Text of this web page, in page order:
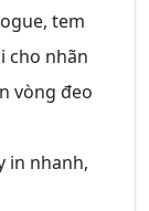
tem
cho nhãn
vòng đeo
in nhanh,